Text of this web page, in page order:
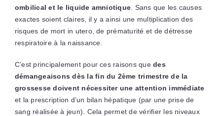
ombilical et le liquide amniotique . Sans que les causes
exactes soient claires, il y a ainsi une multiplication des
risques de mort in utero, de prématurité et de détresse
respiratoire à la naissance.
C’est principalement pour ces raisons quedes
démangeaisons dès la fin du 2ème trimestre de la
grossesse doivent nécessiter une attention immédiate
et la prescription d’un bilan hépatique (par une prise de
sang réalisée à jeun). Cela permet de vérifier les niveaux